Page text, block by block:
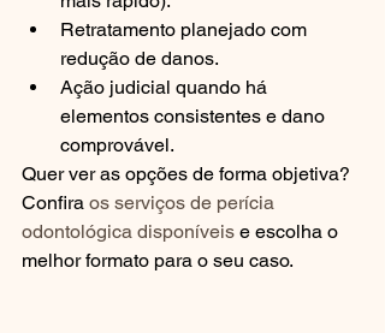
Retratamento planejado com
redução de danos.
Ação judicial quando há
elementos consistentes e dano
comprovável.
Quer ver as opções de forma objetiva?
Confira os serviços de perícia
odontológica disponíveis e escolha o
melhor formato para o seu caso.